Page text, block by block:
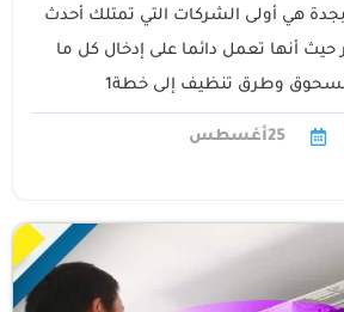
هي أولى الشركات التي تمتلك أحدث
حيث أنها تعمل دائما على إدخال كل ما
وطرق تنظيف إلى خطة1
25أغسطس